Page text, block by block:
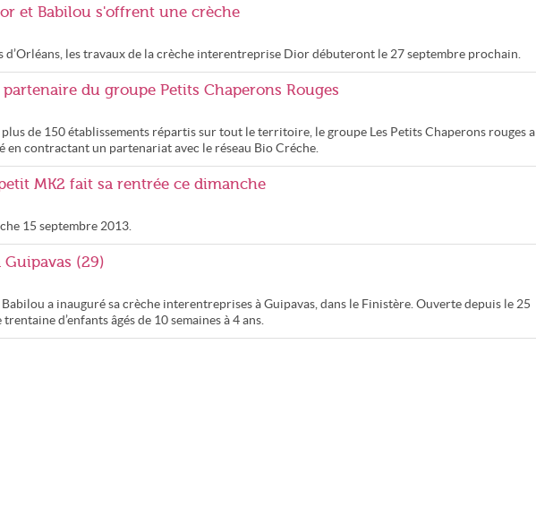
et Babilou s'offrent une crèche
d’Orléans, les travaux de la crèche interentreprise Dior débuteront le 27 septembre prochain.
du groupe Petits Chaperons Rouges
plus de 150 établissements répartis sur tout le territoire, le groupe Les Petits Chaperons rouges a
en contractant un partenariat avec le réseau Bio Créche.
MK2 fait sa rentrée ce dimanche
15 septembre 2013.
(29)
a inauguré sa crèche interentreprises à Guipavas, dans le Finistère. Ouverte depuis le 25
d’enfants âgés de 10 semaines à 4 ans.